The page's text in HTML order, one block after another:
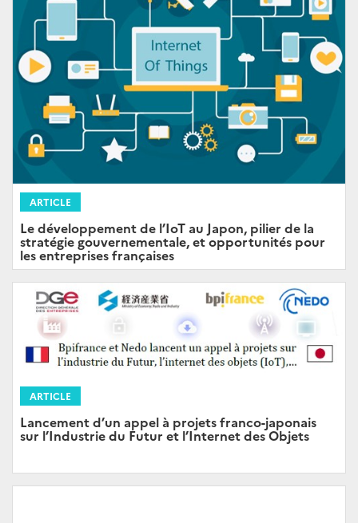
ARTICLE
Le développement de l’IoT au Japon, pilier de la
stratégie gouvernementale, et opportunités pour
les entreprises françaises
ARTICLE
Lancement d’un appel à projets franco-japonais
sur l’Industrie du Futur et l’Internet des Objets